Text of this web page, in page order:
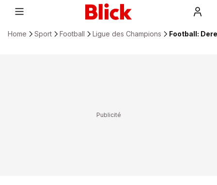
Home Sport Football Ligue des Champions Football: